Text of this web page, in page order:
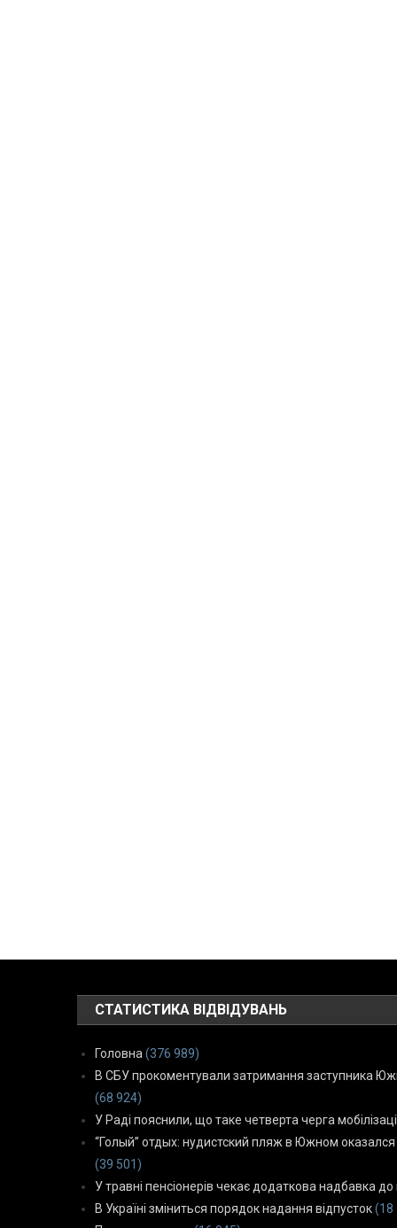
СТАТИСТИКА ВІДВІДУВАНЬ
Головна (376 989)
В СБУ прокоментували затримання заступника
(68 924)
У Раді пояснили, що таке четверта черга
“Голый” отдых: нудистский пляж в Южном
(39 501)
У травні пенсіонерів чекає додаткова надбавка до
В Україні зміниться порядок надання відпусток (18